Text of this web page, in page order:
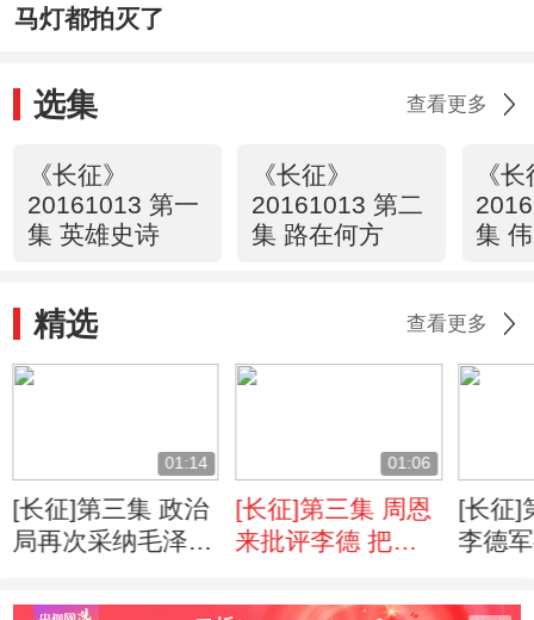
马灯都拍灭了
选集 查看更多
《长征》
20161013 第一
集 英雄史诗
《长征》
20161013 第二
集 路在何方
《
集
精选 查看更多
01:14
[长征]第三集 政治
局再次采纳毛泽东
免了全军覆灭
01:06
[长征]第三集 周恩
来批评李德 把桌
了
[长征]
李德